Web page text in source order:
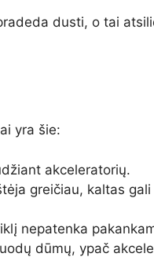
dusti, o tai
yra šie:
akceleratorių.
greičiau, kaltas
nepatenka
dūmų, ypač